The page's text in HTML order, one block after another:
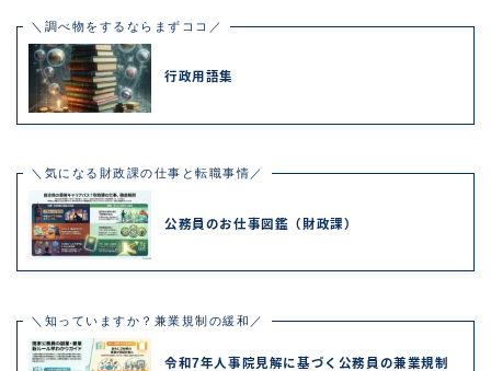
＼調べ物をするならまずココ／
行政用語集
＼気になる財政課の仕事と転職事情／
公務員のお仕事図鑑（財政課）
＼知っていますか？兼業規制の緩和／
令和7年人事院見解に基づく公務員の兼業規制